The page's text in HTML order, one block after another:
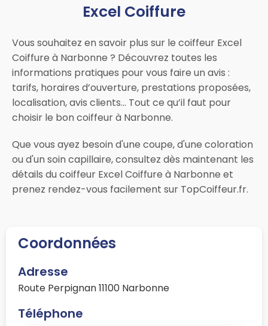
Excel Coiffure
Vous souhaitez en savoir plus sur le coiffeur Excel
Coiffure à Narbonne ? Découvrez toutes les
informations pratiques pour vous faire un avis :
tarifs, horaires d’ouverture, prestations proposées,
localisation, avis clients… Tout ce qu’il faut pour
choisir le bon coiffeur à Narbonne.
Que vous ayez besoin d'une coupe, d'une coloration
ou d'un soin capillaire, consultez dès maintenant les
détails du coiffeur Excel Coiffure à Narbonne et
prenez rendez-vous facilement sur TopCoiffeur.fr.
Coordonnées
Adresse
Route Perpignan 11100 Narbonne
Téléphone